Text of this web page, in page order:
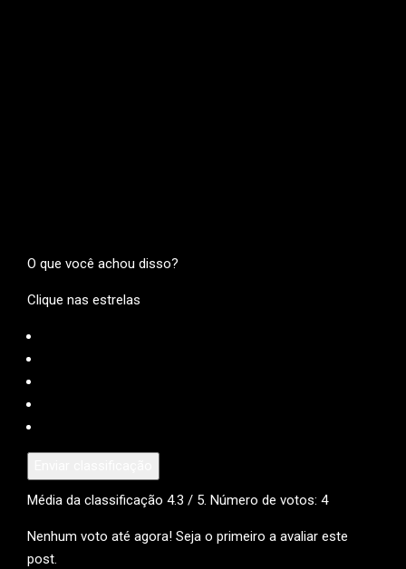
O que você achou disso?
Clique nas estrelas
Média da classificação 4.3 / 5. Número de votos: 4
Nenhum voto até agora! Seja o primeiro a avaliar este
post.